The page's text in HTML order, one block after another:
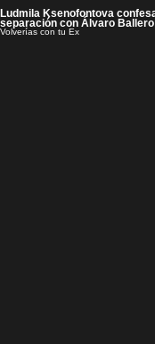
Ludmila Ksenofontova
separación con Álvaro Ballero
Volverías con tu Ex